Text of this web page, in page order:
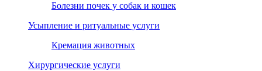
Болезни почек у собак и кошек
Усыпление и ритуальные услуги
Кремация животных
Хирургические услуги